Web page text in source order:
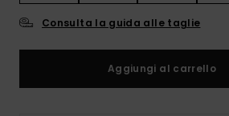
Consulta la guida alle taglie
Aggiungi al carrello